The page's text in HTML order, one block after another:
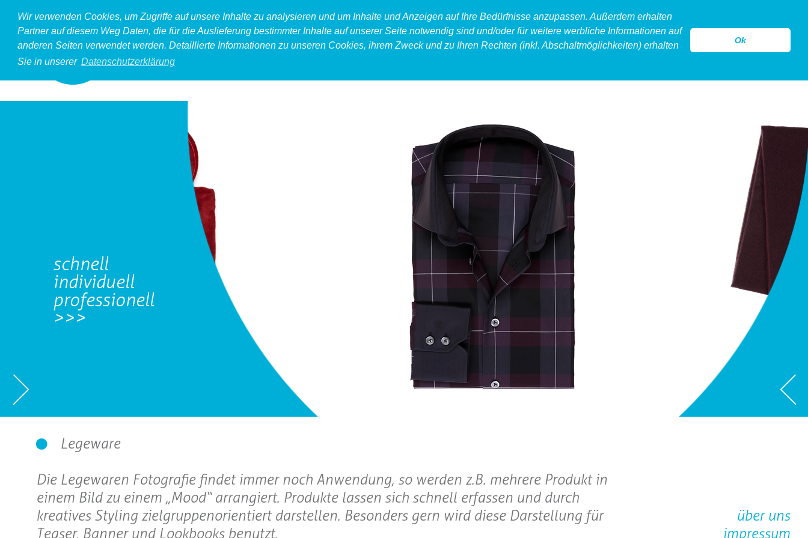
Wir verwenden Cookies, um Zugriffe auf unsere Inhalte zu analysieren und um Inhalte und Anzeigen auf Ihre Bedürfnisse anzupassen. Außerdem erhalten
Partner auf diesem Weg Daten, die für die Auslieferung bestimmter Inhalte auf unserer Seite notwendig sind und/oder für weitere werbliche Informationen auf
anderen Seiten verwendet werden. Detaillierte Informationen zu unseren Cookies, ihrem Zweck und zu Ihren Rechten (inkl. Abschaltmöglichkeiten) erhalten
Sie in unserer Datenschutzerklärung
Ok
hollow kontakt
schnell
individuell
professionell
>>>
Legeware
Die Legewaren Fotografie findet immer noch Anwendung, so werden z.B. mehrere Produkt in
einem Bild zu einem „Mood“ arrangiert. Produkte lassen sich schnell erfassen und durch
kreatives Styling zielgruppenorientiert darstellen. Besonders gern wird diese Darstellung für
Teaser, Banner und Lookbooks benutzt.
über uns
impressum